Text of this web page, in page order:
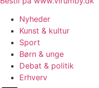
Nyheder
Kunst & kultur
Sport
Børn & unge
Debat & politik
Erhverv